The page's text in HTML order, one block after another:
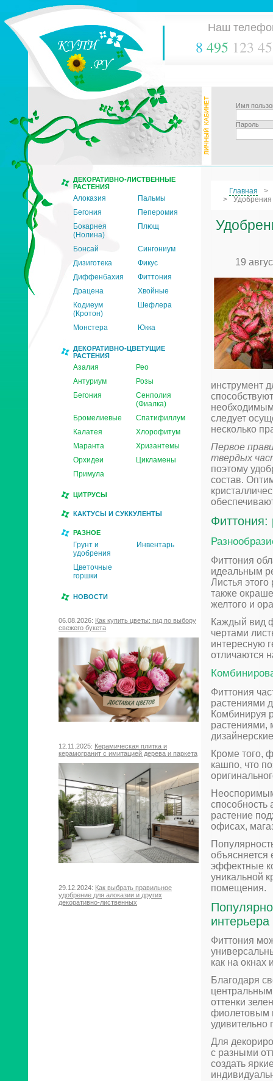
Наш
8 495 123
Имя
Пароль
ДЕКОРАТИВНО-ЛИСТВЕННЫЕ
РАСТЕНИЯ
Алоказия
Пальмы
Бегония
Пеперомия
Бокарнея
(Нолина)
Плющ
Бонсай
Сингониум
Дизиготека
Фикус
Диффенбахия
Фиттония
Драцена
Хвойные
Кодиеум
(Кротон)
Шефлера
Монстера Юкка
ДЕКОРАТИВНО-ЦВЕТУЩИЕ
РАСТЕНИЯ
Азалия
Рео
Антуриум
Розы
Бегония
Сенполия
(Фиалка)
Бромелиевые
Спатифиллум
Калатея
Хлорофитум
Маранта
Хризантемы
Орхидеи
Цикламены
Примула
ЦИТРУСЫ
КАКТУСЫ И СУККУЛЕНТЫ
РАЗНОЕ
Грунт и
удобрения
Инвентарь
Цветочные
горшки
НОВОСТИ
06.08.2026: Как купить цветы: гид по выбору
свежего букета
12.11.2025: Керамическая плитка и
керамогранит с имитацией дерева и паркета
29.12.2024: Как выбрать правильное
удобрение для алоказии и других
декоративно-лиственных
Главная
Удобрения
19
инструмент
следует
несколько
Первое
твердых
поэтому
состав.
Фиттония:
Фиттония
идеальным
Листья
также
желтого и
Каждый вид
чертами
интересную
отличаются
Фиттония
растениями
Комбинируя
растениями,
Кроме того,
кашпо, что
способность
растение
офисах,
объясняется
эффектные
уникальной
помещения.
интерьера
Фиттония
как на окнах
Благодаря
оттенки
фиолетовым
удивительно
Для
с разными
создать